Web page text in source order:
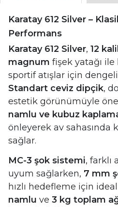
Karatay 612 Silver –
Performans
Karatay 612 Silver, 12
magnum fişek yatağı ile
sportif atışlar için
Standart ceviz dipçik,
estetik görünümüyle öne
namlu ve kubuz
önleyerek av sahasında
sağlar.
MC-3 şok sistemi, farklı
uyum sağlarken, 7 mm
hızlı hedefleme için
namlu ve 3 kg toplam